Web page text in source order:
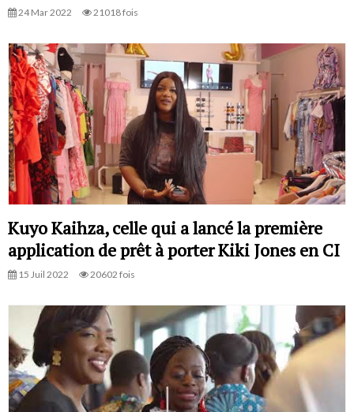
24 Mar 2022 21018 fois
Kuyo Kaihza, celle qui a lancé la première
application de prêt à porter Kiki Jones en CI
15 Juil 2022 20602 fois